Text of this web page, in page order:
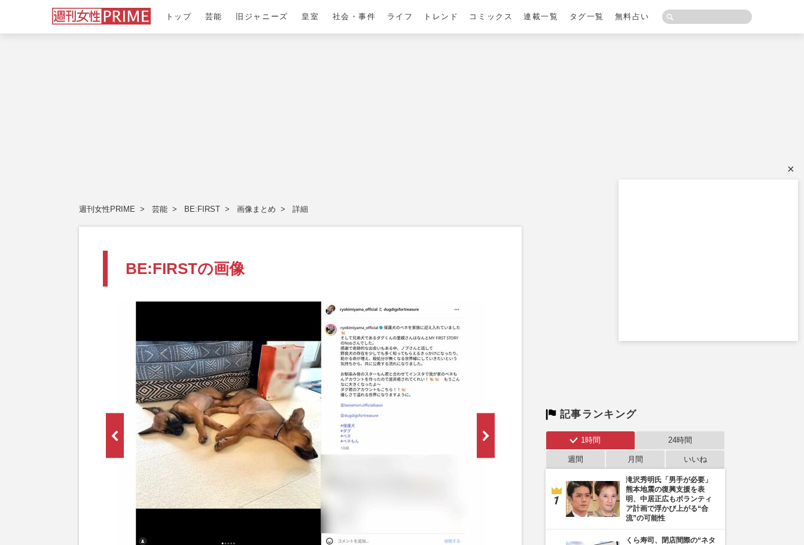
トップ 芸能 旧ジャニーズ 皇室 社会・事件 ライフ トレンド コミックス 連載一覧 タグ一覧 無料占い
週刊女性PRIME 芸能 BE:FIRST 画像まとめ 詳細
BE:FIRSTの画像
記事ランキング
1時間 24時間
週間 月間 いいね
滝沢秀明氏「男手が必要」
熊本地震の復興支援を表
明、中居正広もボランティ
ア計画で浮かび上がる“合
流”の可能性
くら寿司、閉店間際の“ネタ
×